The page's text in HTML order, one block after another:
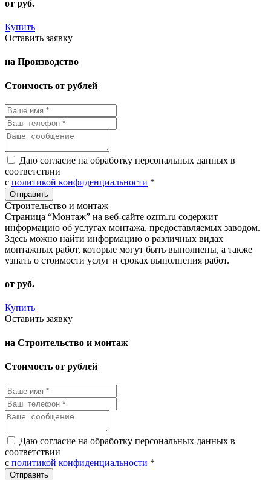
от руб.
Купить
Оставить заявку
на Производство
Стоимость от рублей
Даю согласие на обработку персональных данных в
соответствии
с политикой конфиденциальности *
Строительство и монтаж
Страница “Монтаж” на веб-сайте ozrm.ru содержит
информацию об услугах монтажа, предоставляемых заводом.
Здесь можно найти информацию о различных видах
монтажных работ, которые могут быть выполнены, а также
узнать о стоимости услуг и сроках выполнения работ.
от руб.
Купить
Оставить заявку
на Строительство и монтаж
Стоимость от рублей
Даю согласие на обработку персональных данных в
соответствии
с политикой конфиденциальности *